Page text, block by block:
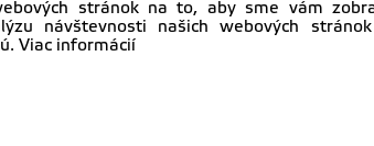
All rights reserved | DAHA s.r.o.
stránok na to, aby sme vám
návštevnosti našich webových
Viac informácií